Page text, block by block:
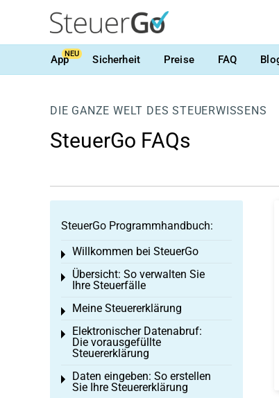
AppNEU Sicherheit Preise FAQ
DIE GANZE WELT DES STEUERWISSENS
SteuerGo FAQs
SteuerGo Programmhandbuch:
Willkommen bei SteuerGo
Toggle menu
Übersicht: So verwalten Sie
Ihre Steuerfälle
Toggle menu
Meine Steuererklärung
Toggle menu
Elektronischer Datenabruf:
Die vorausgefüllte
Steuererklärung
Toggle menu
Daten eingeben: So erstellen
Sie Ihre Steuererklärung
Toggle menu